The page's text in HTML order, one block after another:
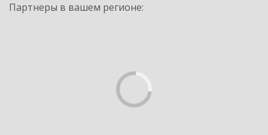
Партнеры в вашем регионе: